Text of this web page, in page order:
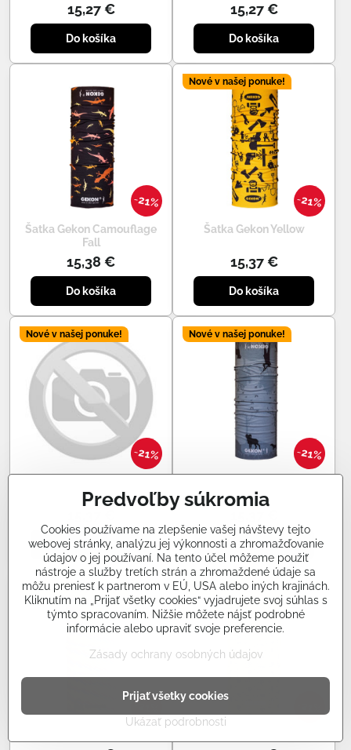
15,27 €
Do košíka
15,27 €
Do košíka
21%
Šatka Gekon Camouflage
Fall
15,38 €
Do košíka
21%
Nové v našej ponuke!
Šatka Gekon Yellow
15,37 €
Do košíka
21%
Nové v našej ponuke!
Rainbow
Do košíka
21%
Nové v našej ponuke!
Do košíka
21%
Nové v našej ponuke! Nové v našej ponuke!
Predvoľby súkromia
Cookies používame na zlepšenie vašej návštevy tejto
webovej stránky, analýzu jej výkonnosti a zhromažďovanie
údajov o jej používaní. Na tento účel môžeme použiť
nástroje a služby tretích strán a zhromaždené údaje sa
môžu preniesť k partnerom v EÚ, USA alebo iných krajinách.
Kliknutím na „Prijať všetky cookies“ vyjadrujete svoj súhlas s
týmto spracovaním. Nižšie môžete nájsť podrobné
informácie alebo upraviť svoje preferencie.
Zásady ochrany osobných údajov
Ukázať podrobnosti
Prijať všetky cookies